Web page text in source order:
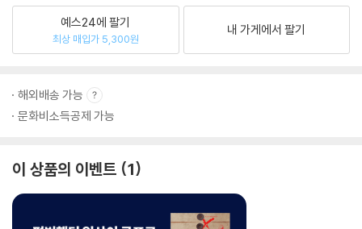
예스24에 팔기
최상 매입가 5,300원
내 가게에서 팔기
해외배송 가능
문화비소득공제 가능
이 상품의 이벤트 1